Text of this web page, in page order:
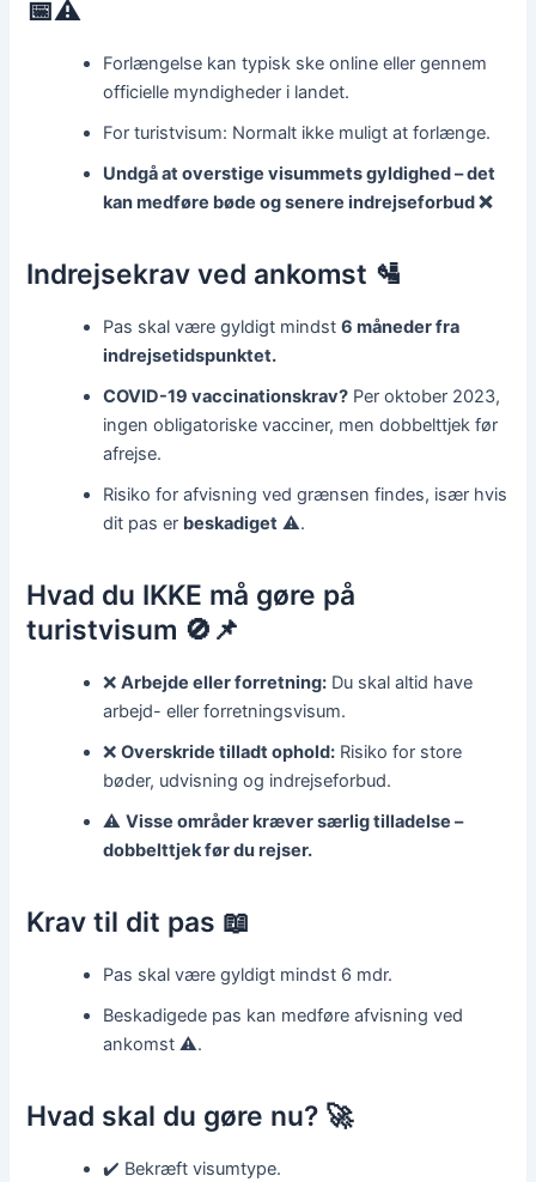
📅⚠️
Forlængelse kan typisk ske online eller gennem
officielle myndigheder i landet.
For turistvisum: Normalt ikke muligt at forlænge.
Undgå at overstige visummets gyldighed – det
kan medføre bøde og senere indrejseforbud ❌
Indrejsekrav ved ankomst 🛂
Pas skal være gyldigt mindst6 måneder fra
indrejsetidspunktet.
COVID-19 vaccinationskrav? Per oktober 2023,
ingen obligatoriske vacciner, men dobbelttjek før
afrejse.
Risiko for afvisning ved grænsen findes, især hvis
dit pas er beskadiget ⚠️.
Hvad du IKKE må gøre på
turistvisum 🚫📌
❌Arbejde eller forretning: Du skal altid have
arbejd- eller forretningsvisum.
❌Overskride tilladt ophold: Risiko for store
bøder, udvisning og indrejseforbud.
⚠️Visse områder kræver særlig tilladelse –
dobbelttjek før du rejser.
Krav til dit pas 📖
Pas skal være gyldigt mindst 6 mdr.
Beskadigede pas kan medføre afvisning ved
ankomst ⚠️.
Hvad skal du gøre nu? 🚀
✔️ Bekræft visumtype.